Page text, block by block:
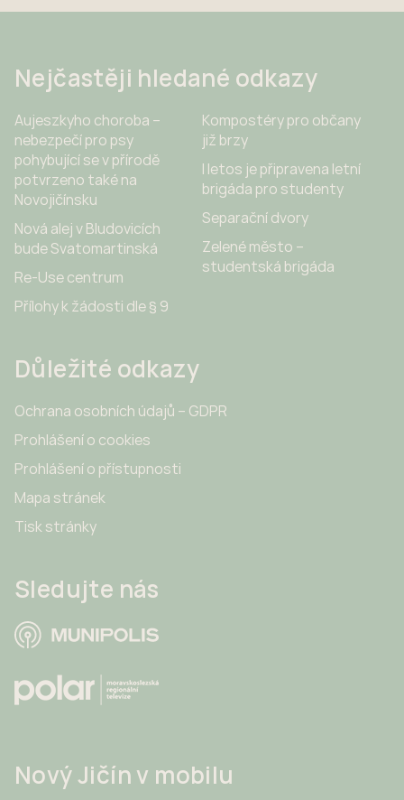
Nejčastěji hledané odkazy
Aujeszkyho choroba –
nebezpečí pro psy
pohybující se v přírodě
potvrzeno také na
Novojičínsku
Nová alej v Bludovicích
bude Svatomartinská
Re-Use centrum
Přílohy k žádosti dle § 9
Kompostéry pro občany
již brzy
I letos je připravena letní
brigáda pro studenty
Separační dvory
Zelené město –
studentská brigáda
Důležité odkazy
Ochrana osobních údajů – GDPR
Prohlášení o cookies
Prohlášení o přístupnosti
Mapa stránek
Tisk stránky
Sledujte nás
Nový Jičín v mobilu